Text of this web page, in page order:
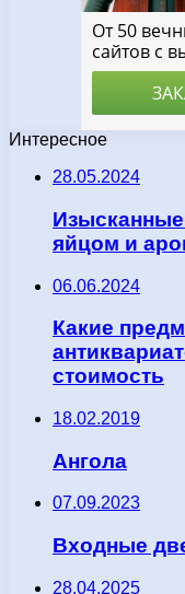
Интересное
28.05.2024
яйцом и
06.06.2024
Какие
стоимость
18.02.2019
Ангола
07.09.2023
Входные
28.04.2025